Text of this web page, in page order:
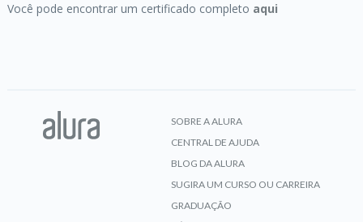
Você pode encontrar um certificado completo aqui
SOBRE A ALURA
CENTRAL DE AJUDA
BLOG DA ALURA
SUGIRA UM CURSO OU CARREIRA
GRADUAÇÃO